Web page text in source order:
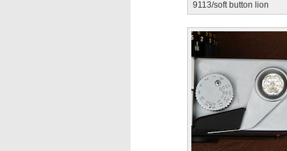
9113/soft button lion